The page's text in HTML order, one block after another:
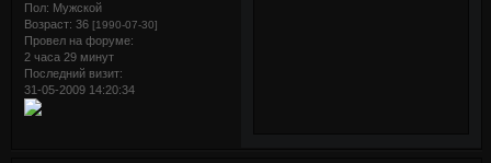
Пол: Мужской
Возраст: 36 [1990-07-30]
Провел на форуме:
2 часа 29 минут
Последний визит:
31-05-2009 14:20:34